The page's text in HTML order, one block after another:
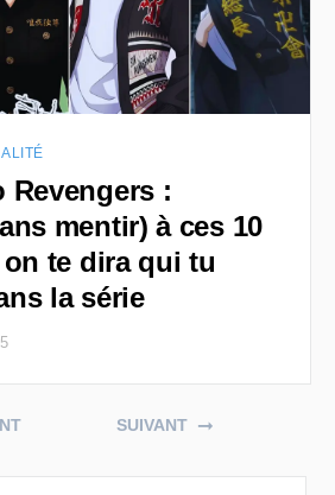
Revengers :
mentir) à ces 10
te dira qui tu
la série
SUIVANT